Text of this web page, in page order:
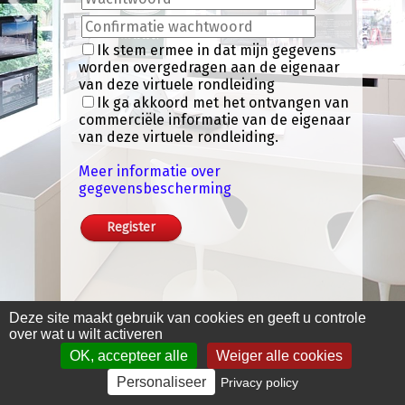
Ik stem ermee in dat mijn gegevens
worden overgedragen aan de eigenaar
van deze virtuele rondleiding
Ik ga akkoord met het ontvangen van
commerciële informatie van de eigenaar
van deze virtuele rondleiding.
Meer informatie over
gegevensbescherming
Klik hier om alle 360°
beelden te bekijken
Deze site maakt gebruik van cookies en geeft u controle
over wat u wilt activeren
OK, accepteer alle
Weiger alle cookies
Personaliseer
Privacy policy